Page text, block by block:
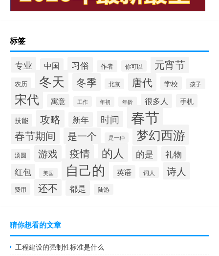
标签
专业 中国 习俗 作者 你可以 元宵节
农历 冬天 冬季 北京 唐代 学校 孩子
宋代 寓意 工作 年初 年龄 很多人 手机
技能 攻略 新年 时间 春节
春节期间 是一个 是一种 梦幻西游
汤圆 游戏 疫情 的人 的是
礼物
红包
美国 自己的 英语 词人 诗人
费用 还不 都是 陆游
猜你想看的文章
工程建设的强制性标准是什么